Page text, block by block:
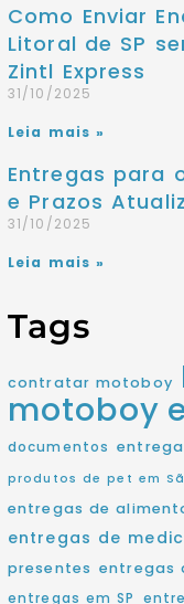
Como Enviar
Litoral de SP
Zintl Express
31/10/2025
Leia mais »
Entregas para
e Prazos
31/10/2025
Leia mais »
Tags
contratar motoboy
motoboy
documentos
produtos de pet em
entregas de
entregas de
presentes entregas
entregas em SP